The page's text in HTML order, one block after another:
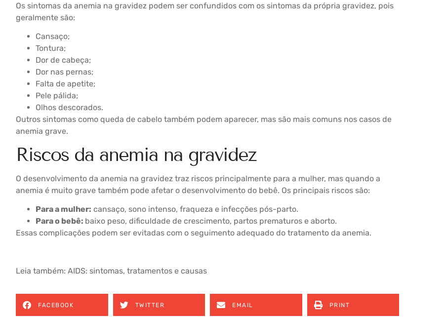
Os sintomas da anemia na gravidez podem ser confundidos com os sintomas da própria gravidez, pois
geralmente são:
Cansaço;
Tontura;
Dor de cabeça;
Dor nas pernas;
Falta de apetite;
Pele pálida;
Olhos descorados.
Outros sintomas como queda de cabelo também podem aparecer, mas são mais comuns nos casos de
anemia grave.
Riscos da anemia na gravidez
O desenvolvimento da anemia na gravidez traz riscos principalmente para a mulher, mas quando a
anemia é muito grave também pode afetar o desenvolvimento do bebê. Os principais riscos são:
Para a mulher: cansaço, sono intenso, fraqueza e infecções pós-parto.
Para o bebê: baixo peso, dificuldade de crescimento, partos prematuros e aborto.
Essas complicações podem ser evitadas com o seguimento adequado do tratamento da anemia.
Leia também: AIDS: sintomas, tratamentos e causas
FACEBOOK TWITTER EMAIL PRINT